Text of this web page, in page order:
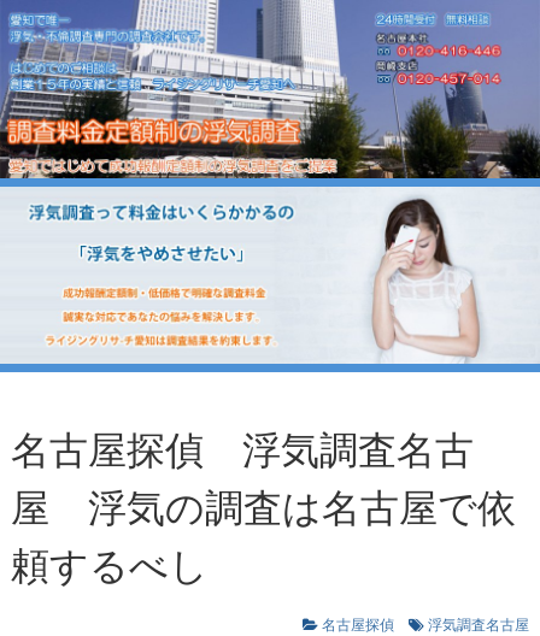
名古屋探偵 浮気調査名古
屋 浮気の調査は名古屋で依
頼するべし
名古屋探偵 浮気調査名古屋